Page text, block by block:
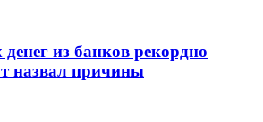
из банков рекордно
назвал причины